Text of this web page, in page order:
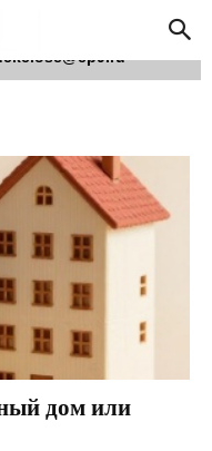
дом или
предложений по